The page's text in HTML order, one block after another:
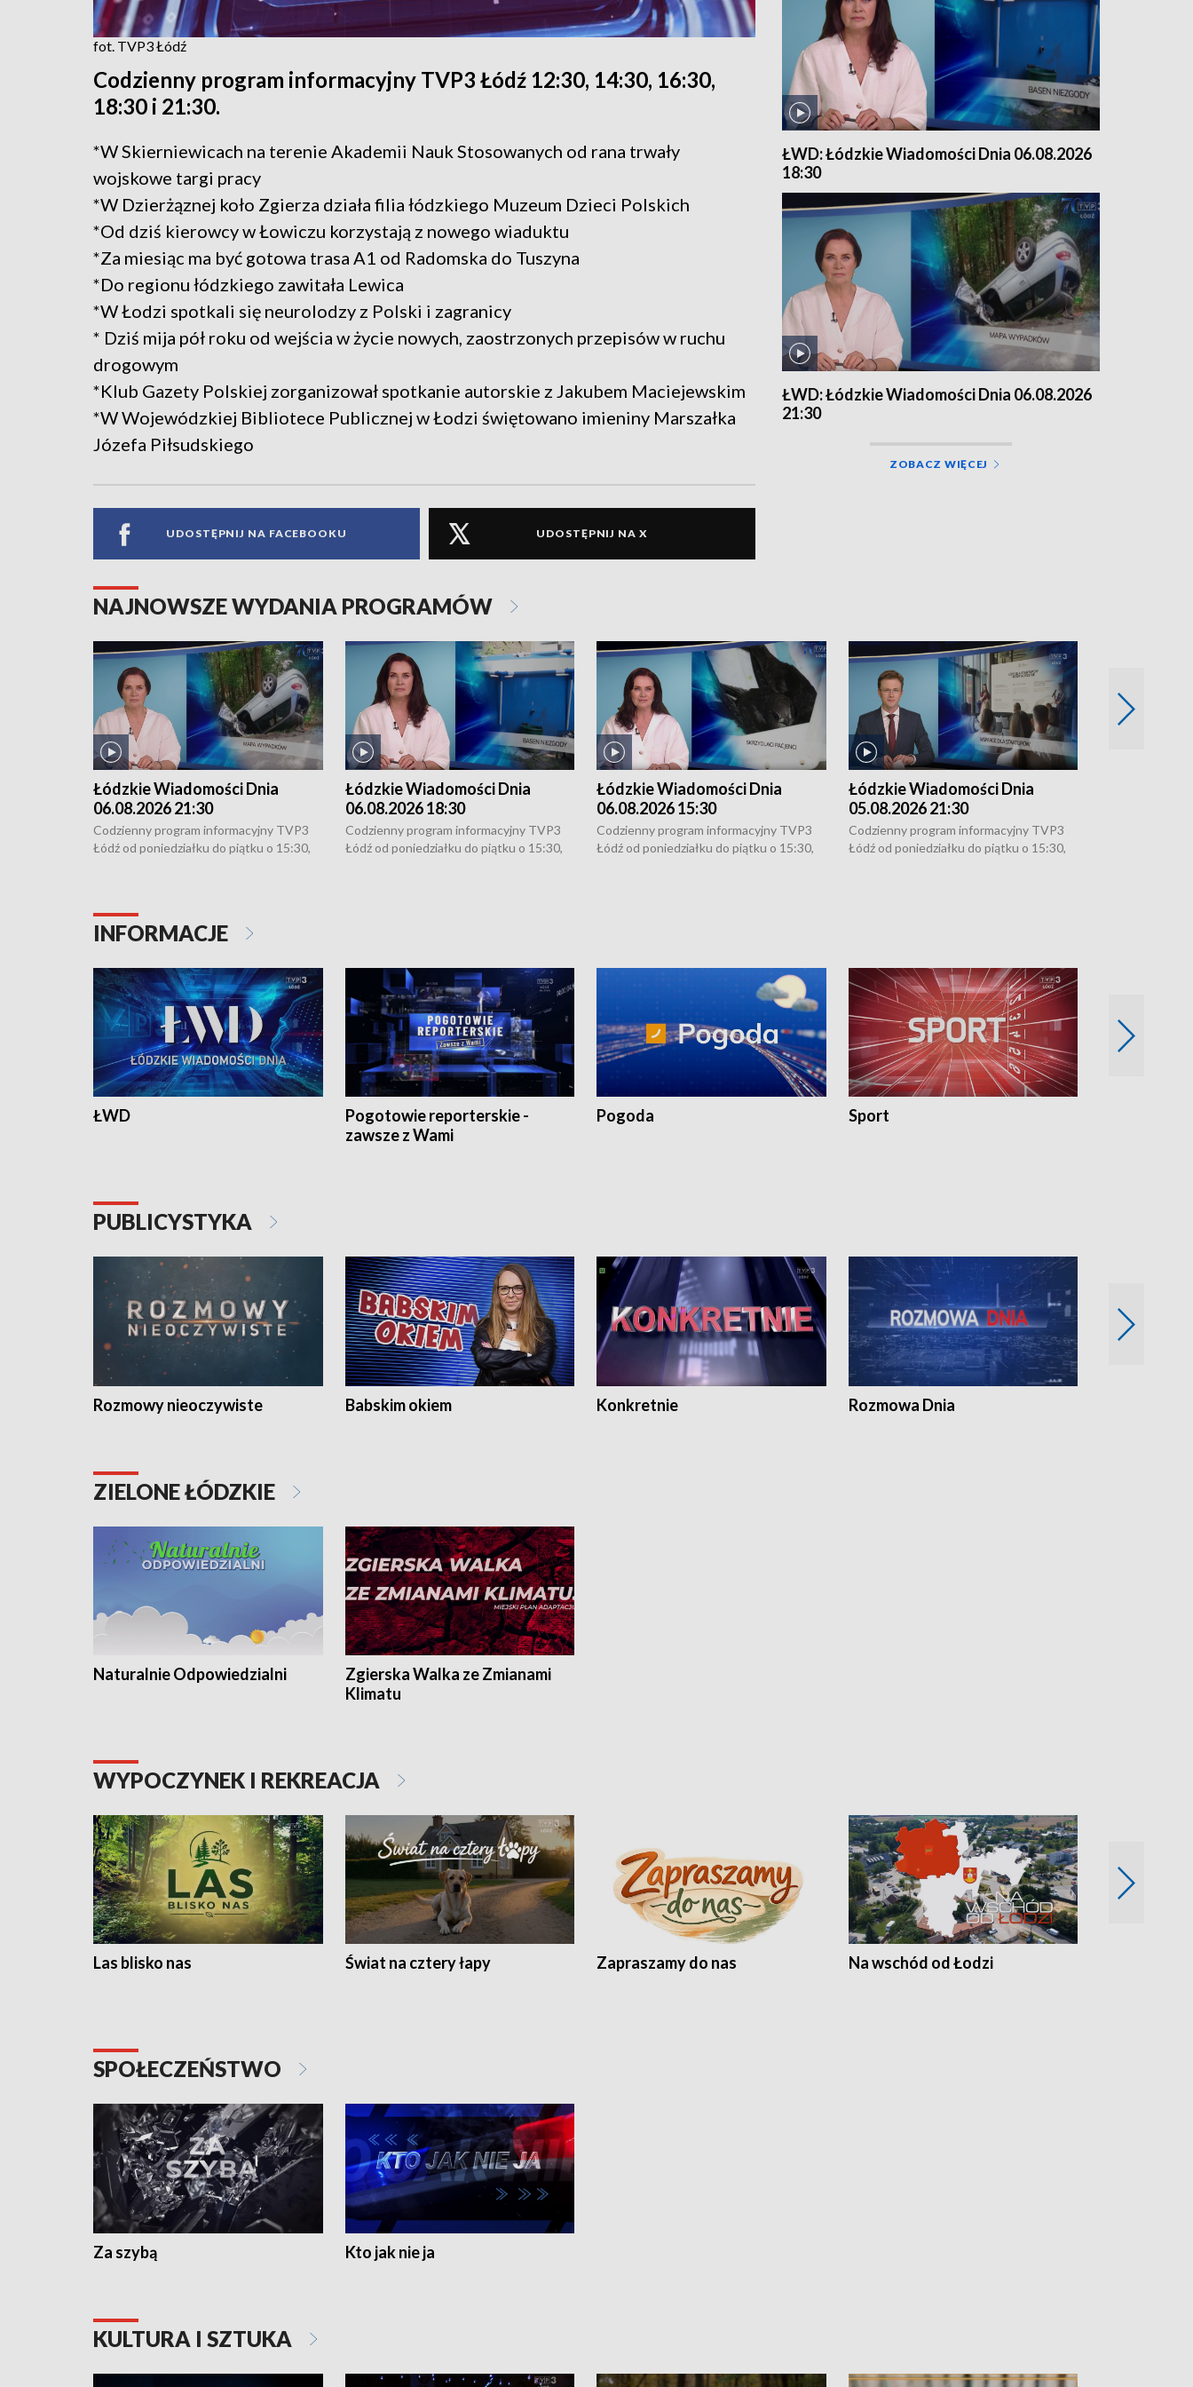
fot. TVP3 Łódź
Codzienny program informacyjny TVP3 Łódź 12:30, 14:30, 16:30,
18:30 i 21:30.
*W Skierniewicach na terenie Akademii Nauk Stosowanych od rana trwały
wojskowe targi pracy
*W Dzierżąznej koło Zgierza działa filia łódzkiego Muzeum Dzieci Polskich
*Od dziś kierowcy w Łowiczu korzystają z nowego wiaduktu
*Za miesiąc ma być gotowa trasa A1 od Radomska do Tuszyna
*Do regionu łódzkiego zawitała Lewica
*W Łodzi spotkali się neurolodzy z Polski i zagranicy
* Dziś mija pół roku od wejścia w życie nowych, zaostrzonych przepisów w ruchu
drogowym
*Klub Gazety Polskiej zorganizował spotkanie autorskie z Jakubem Maciejewskim
*W Wojewódzkiej Bibliotece Publicznej w Łodzi świętowano imieniny Marszałka
Józefa Piłsudskiego
UDOSTĘPNIJ NA FACEBOOKU UDOSTĘPNIJ NA X
ŁWD: Łódzkie Wiadomości Dnia 06.08.2026
18:30
ŁWD: Łódzkie Wiadomości Dnia 06.08.2026
21:30
ZOBACZ WIĘCEJ
NAJNOWSZE WYDANIA PROGRAMÓW
Łódzkie Wiadomości Dnia
06.08.2026 21:30
Codzienny program informacyjny TVP3
Łódź od poniedziałku do piątku o 15:30,
Łódzkie Wiadomości Dnia
06.08.2026 18:30
Codzienny program informacyjny TVP3
Łódź od poniedziałku do piątku o 15:30,
Łódzkie Wiadomości Dnia
06.08.2026 15:30
Codzienny program informacyjny TVP3
Łódź od poniedziałku do piątku o 15:30,
Łódzkie Wiadomości Dnia
05.08.2026 21:30
Codzienny program informacyjny TVP3
Łódź od poniedziałku do piątku o 15:30,
INFORMACJE
ŁWD
Pogotowie reporterskie -
zawsze z Wami
Pogoda Sport
PUBLICYSTYKA
Rozmowy nieoczywiste Babskim okiem Konkretnie Rozmowa Dnia
ZIELONE ŁÓDZKIE
Naturalnie Odpowiedzialni
Zgierska Walka ze Zmianami
Klimatu
WYPOCZYNEK I REKREACJA
Las blisko nas Świat na cztery łapy Zapraszamy do nas Na wschód od Łodzi
SPOŁECZEŃSTWO
Za szybą Kto jak nie ja
KULTURA I SZTUKA